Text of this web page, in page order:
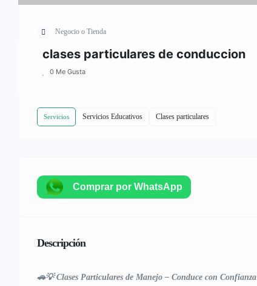
Negocio o Tienda
clases particulares de conduccion
0 Me Gusta
Servicios Servicios Educativos Clases particulares
Comprar por WhatsApp
Descripción
🚗💡 Clases Particulares de Manejo – Conduce con Confianza